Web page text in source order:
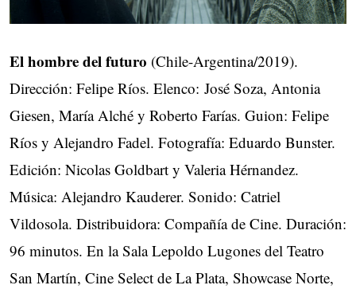
El hombre del futuro (Chile-Argentina/2019).
Dirección: Felipe Ríos. Elenco: José Soza, Antonia
Giesen, María Alché y Roberto Farías. Guion: Felipe
Ríos y Alejandro Fadel. Fotografía: Eduardo Bunster.
Edición: Nicolas Goldbart y Valeria Hérnandez.
Música: Alejandro Kauderer. Sonido: Catriel
Vildosola. Distribuidora: Compañía de Cine. Duración:
96 minutos. En la Sala Lepoldo Lugones del Teatro
San Martín, Cine Select de La Plata, Showcase Norte,